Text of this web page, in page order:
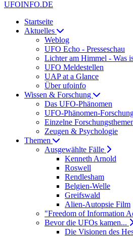
UFOINFO.DE
Startseite
Aktuelles
Weblog
UFO Echo - Presseschau
Lichter am Himmel - Was
UFO Meldestellen
UAP at a Glance
Über ufoinfo
Wissen & Forschung
Das UFO-Phänomen
UFO-Phänomen-
Einzelne
Zeugen & Psychologie
Themen
Ausgewählte Fälle
Kenneth Arnold
Roswell
Rendlesham
Belgien-Welle
Greifswald
Alien-Autopsie Film
"Freedom of Information
Bevor die UFOs kamen...
Die Visionen des